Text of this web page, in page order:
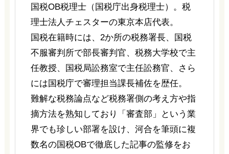
国税OB税理士（国税庁出身税理士）。税
理士法人チェスターの東京本店代表。
国税在籍時には、2か所の税務署長、国税
不服審判所で部長審判官、税務大学校で主
任教授、国税局訟務室で主任訟務官、さら
には国税庁で審理担当課長補佐を歴任。
難解な税務論点など税務署側の考え方や指
摘方法を熟知しており「審査部」という業
界でも珍しい部署を設け、河合を筆頭に複
数名の国税OBで徹底した記事の監修をお